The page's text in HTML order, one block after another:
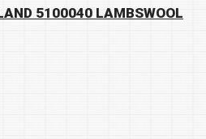
5100040 LAMBSWOOL